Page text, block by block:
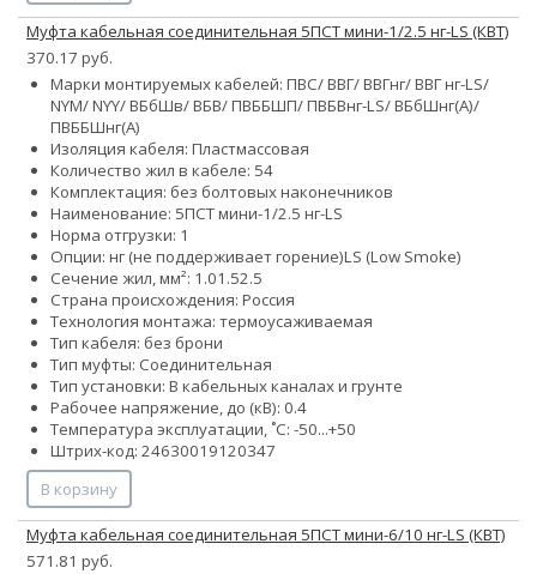
Муфта кабельная соединительная 5ПСТ мини-1/2.5 нг-LS (КВТ)
370.17 руб.
Марки монтируемых кабелей: ПВС/ ВВГ/ ВВГнг/ ВВГ нг-LS/
NYM/ NYY/ ВБбШв/ ВБВ/ ПВББШП/ ПВБВнг-LS/ ВБбШнг(А)/
ПВББШнг(А)
Изоляция кабеля: Пластмассовая
Количество жил в кабеле: 54
Комплектация: без болтовых наконечников
Наименование: 5ПСТ мини-1/2.5 нг-LS
Норма отгрузки: 1
Опции: нг (не поддерживает горение)LS (Low Smoke)
Сечение жил, мм²: 1.01.52.5
Страна происхождения: Россия
Технология монтажа: термоусаживаемая
Тип кабеля: без брони
Тип муфты: Соединительная
Тип установки: В кабельных каналах и грунте
Рабочее напряжение, до (кВ): 0.4
Температура эксплуатации, ˚С: -50...+50
Штрих-код: 24630019120347
В корзину
Муфта кабельная соединительная 5ПСТ мини-6/10 нг-LS (КВТ)
571.81 руб.